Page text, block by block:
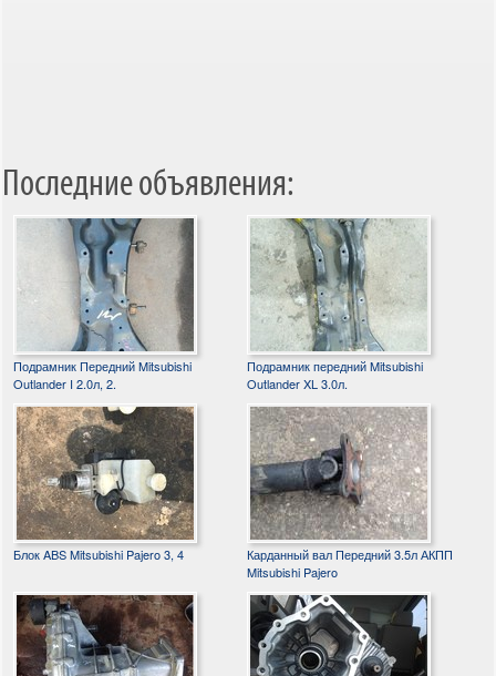
Последние объявления:
Подрамник Передний Mitsubishi
Outlander I 2.0л, 2.
Подрамник передний Mitsubishi
Outlander XL 3.0л.
Блок ABS Mitsubishi Pajero 3, 4
Карданный вал Передний 3.5л АКПП
Mitsubishi Pajero